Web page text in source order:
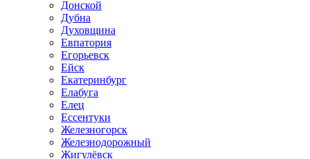
Донской
Дубна
Духовщина
Евпатория
Егорьевск
Ейск
Екатеринбург
Елабуга
Елец
Ессентуки
Железногорск
Железнодорожный
Жигулёвск